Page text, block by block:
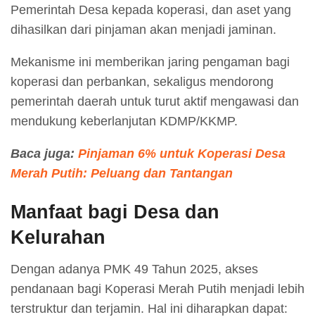
Pemerintah Desa kepada koperasi, dan aset yang
dihasilkan dari pinjaman akan menjadi jaminan.
Mekanisme ini memberikan jaring pengaman bagi
koperasi dan perbankan, sekaligus mendorong
pemerintah daerah untuk turut aktif mengawasi dan
mendukung keberlanjutan KDMP/KKMP.
Baca juga: Pinjaman 6% untuk Koperasi Desa
Merah Putih: Peluang dan Tantangan
Manfaat bagi Desa dan
Kelurahan
Dengan adanya PMK 49 Tahun 2025, akses
pendanaan bagi Koperasi Merah Putih menjadi lebih
terstruktur dan terjamin. Hal ini diharapkan dapat: